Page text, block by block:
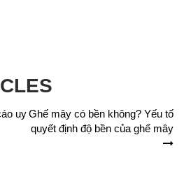
uyGhế mây có bền không? Yếu tố
quyết định độ bền của ghế mây